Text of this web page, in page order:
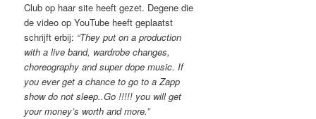
Club op haar site heeft gezet. Degene die
de video op YouTube heeft geplaatst
schrijft erbij: “They put on a production
with a live band, wardrobe changes,
choreography and super dope music. If
you ever get a chance to go to a Zapp
show do not sleep..Go !!!!! you will get
your money’s worth and more.”